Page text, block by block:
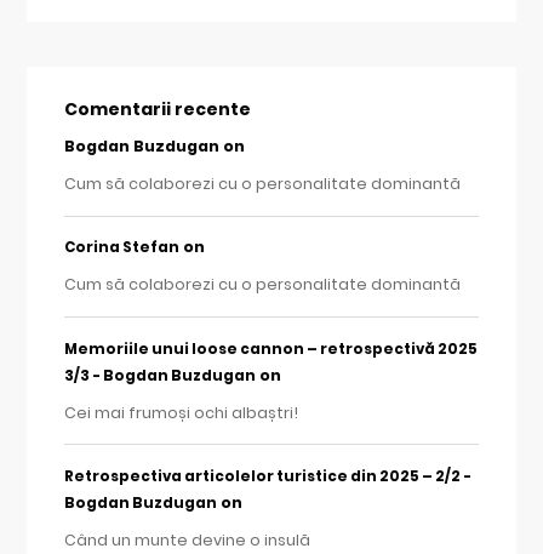
Comentarii recente
Bogdan Buzdugan on
Cum să colaborezi cu o personalitate dominantă
Corina Stefan on
Cum să colaborezi cu o personalitate dominantă
Memoriile unui loose cannon – retrospectivă 2025
3/3 - Bogdan Buzdugan on
Cei mai frumoși ochi albaștri!
Retrospectiva articolelor turistice din 2025 – 2/2 -
Bogdan Buzdugan on
Când un munte devine o insulă